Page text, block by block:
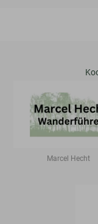
Marcel Hecht